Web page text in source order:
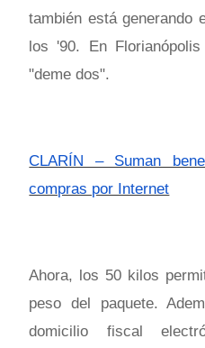
también está generando
los '90. En
"deme dos".
CLARÍN – Suman
compras por Internet
Ahora, los 50 kilos
peso del paquete.
domicilio fiscal